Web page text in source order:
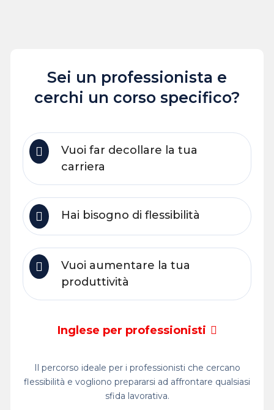
Sei un professionista e
cerchi un corso specifico?
Vuoi far decollare la tua
carriera
Hai bisogno di flessibilità
Vuoi aumentare la tua
produttività
Inglese per professionisti
Il percorso ideale per i professionisti che cercano
flessibilità e vogliono prepararsi ad affrontare qualsiasi
sfida lavorativa.